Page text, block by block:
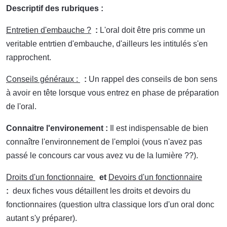
Descriptif des rubriques :
Entretien d'embauche ? : L'oral doit être pris comme un
veritable entrtien d'embauche, d'ailleurs les intitulés s'en
rapprochent.
Conseils généraux : : Un rappel des conseils de bon sens
à avoir en tête lorsque vous entrez en phase de préparation
de l'oral.
Connaitre l'environement : Il est indispensable de bien
connaître l'environnement de l'emploi (vous n'avez pas
passé le concours car vous avez vu de la lumière ??).
Droits d'un fonctionnaire et Devoirs d'un fonctionnaire
: deux fiches vous détaillent les droits et devoirs du
fonctionnaires (question ultra classique lors d'un oral donc
autant s'y préparer).